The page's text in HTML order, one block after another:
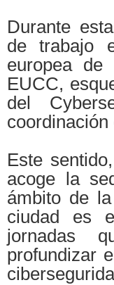
Durante
de trabajo
europea de
EUCC,
del
Este
acoge la
ámbito de
ciudad es
jornadas
profundizar